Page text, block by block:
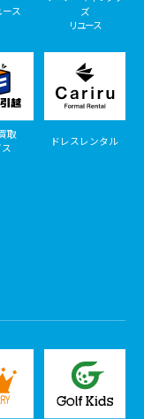
ス
ズ
リユース
取
ドレスレンタル